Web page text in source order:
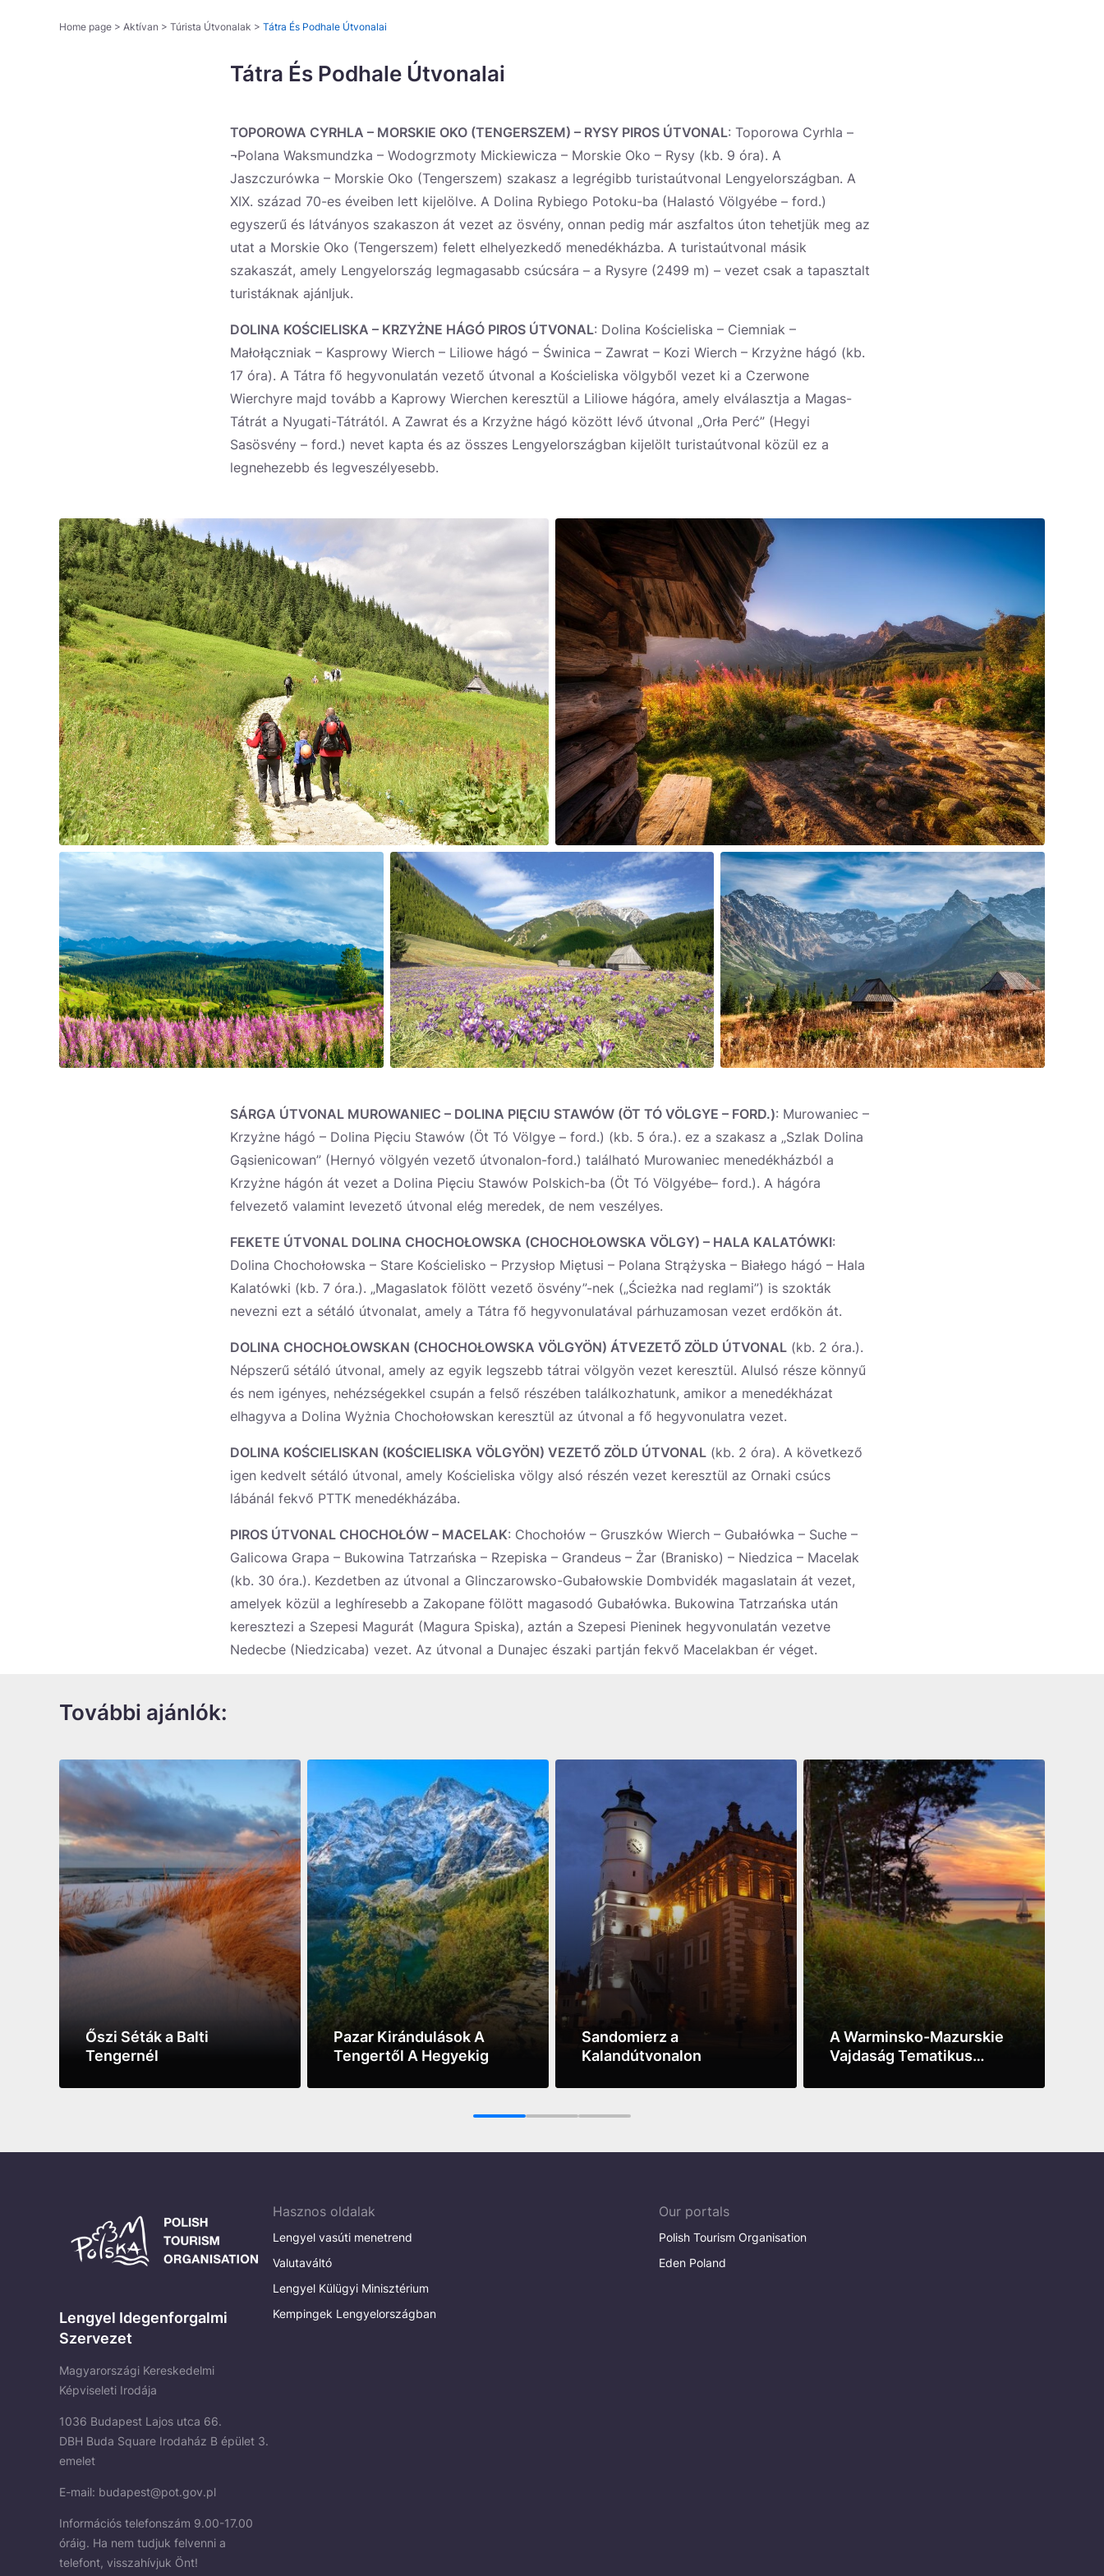
Home page > Aktívan > Túrista Útvonalak > Tátra És Podhale Útvonalai
Tátra És Podhale Útvonalai
TOPOROWA CYRHLA – MORSKIE OKO (TENGERSZEM) – RYSY PIROS ÚTVONAL: Toporowa Cyrhla –
¬Polana Waksmundzka – Wodogrzmoty Mickiewicza – Morskie Oko – Rysy (kb. 9 óra). A
Jaszczurówka – Morskie Oko (Tengerszem) szakasz a legrégibb turistaútvonal Lengyelországban. A
XIX. század 70-es éveiben lett kijelölve. A Dolina Rybiego Potoku-ba (Halastó Völgyébe – ford.)
egyszerű és látványos szakaszon át vezet az ösvény, onnan pedig már aszfaltos úton tehetjük meg az
utat a Morskie Oko (Tengerszem) felett elhelyezkedő menedékházba. A turistaútvonal másik
szakaszát, amely Lengyelország legmagasabb csúcsára – a Rysyre (2499 m) – vezet csak a tapasztalt
turistáknak ajánljuk.
DOLINA KOŚCIELISKA – KRZYŻNE HÁGÓ PIROS ÚTVONAL: Dolina Kościeliska – Ciemniak –
Małołączniak – Kasprowy Wierch – Liliowe hágó – Świnica – Zawrat – Kozi Wierch – Krzyżne hágó (kb.
17 óra). A Tátra fő hegyvonulatán vezető útvonal a Kościeliska völgyből vezet ki a Czerwone
Wierchyre majd tovább a Kaprowy Wierchen keresztül a Liliowe hágóra, amely elválasztja a Magas-
Tátrát a Nyugati-Tátrától. A Zawrat és a Krzyżne hágó között lévő útvonal „Orła Perć” (Hegyi
Sasösvény – ford.) nevet kapta és az összes Lengyelországban kijelölt turistaútvonal közül ez a
legnehezebb és legveszélyesebb.
SÁRGA ÚTVONAL MUROWANIEC – DOLINA PIĘCIU STAWÓW (ÖT TÓ VÖLGYE – FORD.): Murowaniec –
Krzyżne hágó – Dolina Pięciu Stawów (Öt Tó Völgye – ford.) (kb. 5 óra.). ez a szakasz a „Szlak Dolina
Gąsienicowan” (Hernyó völgyén vezető útvonalon-ford.) található Murowaniec menedékházból a
Krzyżne hágón át vezet a Dolina Pięciu Stawów Polskich-ba (Öt Tó Völgyébe– ford.). A hágóra
felvezető valamint levezető útvonal elég meredek, de nem veszélyes.
FEKETE ÚTVONAL DOLINA CHOCHOŁOWSKA (CHOCHOŁOWSKA VÖLGY) – HALA KALATÓWKI:
Dolina Chochołowska – Stare Kościelisko – Przysłop Miętusi – Polana Strążyska – Białego hágó – Hala
Kalatówki (kb. 7 óra.). „Magaslatok fölött vezető ösvény”-nek („Ścieżka nad reglami”) is szokták
nevezni ezt a sétáló útvonalat, amely a Tátra fő hegyvonulatával párhuzamosan vezet erdőkön át.
DOLINA CHOCHOŁOWSKAN (CHOCHOŁOWSKA VÖLGYÖN) ÁTVEZETŐ ZÖLD ÚTVONAL (kb. 2 óra.).
Népszerű sétáló útvonal, amely az egyik legszebb tátrai völgyön vezet keresztül. Alulsó része könnyű
és nem igényes, nehézségekkel csupán a felső részében találkozhatunk, amikor a menedékházat
elhagyva a Dolina Wyżnia Chochołowskan keresztül az útvonal a fő hegyvonulatra vezet.
DOLINA KOŚCIELISKAN (KOŚCIELISKA VÖLGYÖN) VEZETŐ ZÖLD ÚTVONAL (kb. 2 óra). A következő
igen kedvelt sétáló útvonal, amely Kościeliska völgy alsó részén vezet keresztül az Ornaki csúcs
lábánál fekvő PTTK menedékházába.
PIROS ÚTVONAL CHOCHOŁÓW – MACELAK: Chochołów – Gruszków Wierch – Gubałówka – Suche –
Galicowa Grapa – Bukowina Tatrzańska – Rzepiska – Grandeus – Żar (Branisko) – Niedzica – Macelak
(kb. 30 óra.). Kezdetben az útvonal a Glinczarowsko-Gubałowskie Dombvidék magaslatain át vezet,
amelyek közül a leghíresebb a Zakopane fölött magasodó Gubałówka. Bukowina Tatrzańska után
keresztezi a Szepesi Magurát (Magura Spiska), aztán a Szepesi Pieninek hegyvonulatán vezetve
Nedecbe (Niedzicaba) vezet. Az útvonal a Dunajec északi partján fekvő Macelakban ér véget.
További ajánlók:
Őszi Séták a Balti
Tengernél
See more
Pazar Kirándulások A
Tengertől A Hegyekig
See more
Sandomierz a
Kalandútvonalon
See more
A Warminsko-Mazurskie
Vajdaság Tematikus
See more
1 2 3
Lengyel Idegenforgalmi
Szervezet
Magyarországi Kereskedelmi
Képviseleti Irodája
1036 Budapest Lajos utca 66.
DBH Buda Square Irodaház B épület 3.
emelet
E-mail: budapest@pot.gov.pl
Információs telefonszám 9.00-17.00
óráig. Ha nem tudjuk felvenni a
telefont, visszahívjuk Önt!
Hasznos oldalak
Lengyel vasúti menetrend
Valutaváltó
Lengyel Külügyi Minisztérium
Kempingek Lengyelországban
Our portals
Polish Tourism Organisation
Eden Poland